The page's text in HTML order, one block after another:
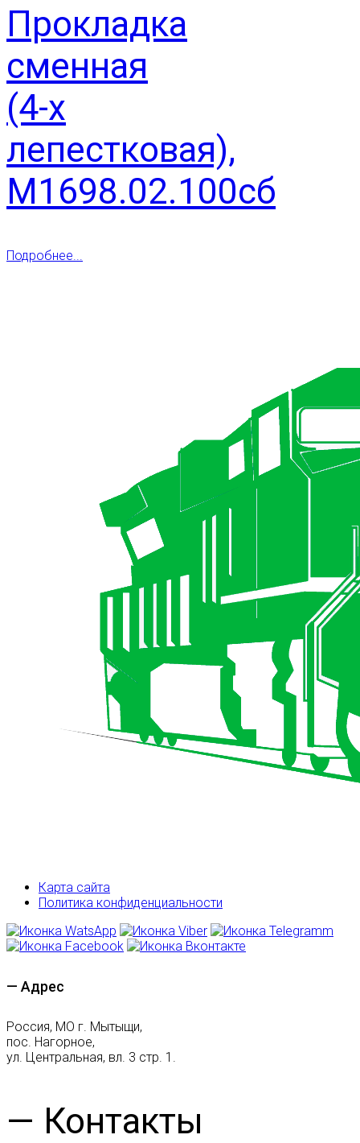
Прокладка
сменная
(4-х
лепестковая),
М1698.02.100сб
Подробнее...
Карта сайта
Политика конфиденциальности
— Адрес
Россия, МО г. Мытыщи,
пос. Нагорное,
ул. Центральная, вл. 3 стр. 1.
— Контакты